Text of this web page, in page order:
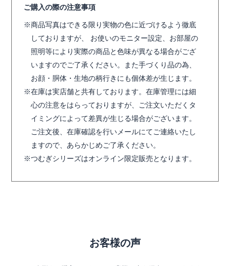
ご購入の際の注意事項
商品写真はできる限り実物の色に近づけるよう徹底
しておりますが、 お使いのモニター設定、お部屋の
照明等により実際の商品と色味が異なる場合がござ
いますのでご了承ください。また手づくり品の為、
お顔・胴体・生地の柄行きにも個体差が生じます。
在庫は実店舗と共有しております。在庫管理には細
心の注意をはらっておりますが、ご注文いただくタ
イミングによって差異が生じる場合がございます。
ご注文後、在庫確認を行いメールにてご連絡いたし
ますので、あらかじめご了承ください。
つむぎシリーズはオンライン限定販売となります。
お客様の声